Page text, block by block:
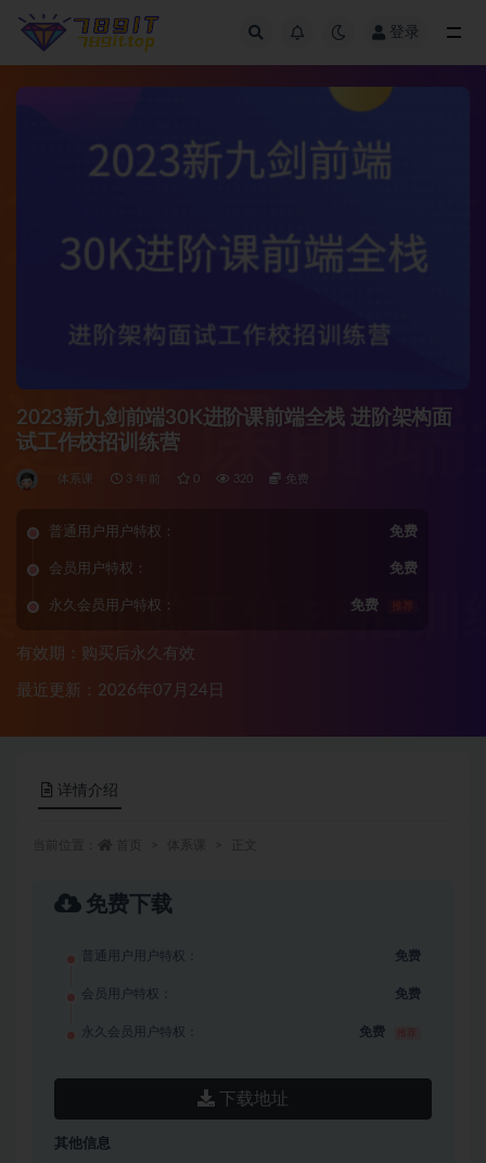
登录
2023新九剑前端30K进阶课前端全栈 进阶架构面
试工作校招训练营
体系课 3 年前 0 320 免费
普通用户用户特权： 免费
会员用户特权： 免费
永久会员用户特权： 免费 推荐
有效期：购买后永久有效
最近更新：2026年07月24日
详情介绍
免费下载
普通用户用户特权： 免费
会员用户特权： 免费
永久会员用户特权： 免费
下载地址
其他信息